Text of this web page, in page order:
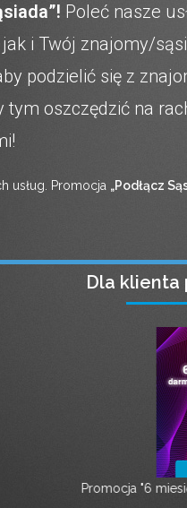
Poleć nasze
i Twój znajomy/
podzielić się z
oszczędzić na
usług. Promocja „Podłącz
Dla
Promocja "6